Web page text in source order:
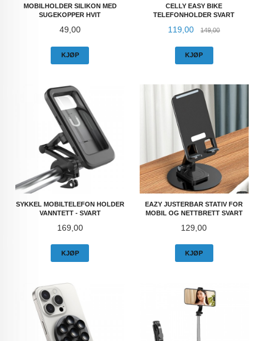
MOBILHOLDER SILIKON MED
SUGEKOPPER HVIT
Pris
49,00
KJØP
CELLY EASY BIKE
TELEFONHOLDER SVART
Tilbud
119,00 149,00Rabatt
KJØP
SYKKEL MOBILTELEFON HOLDER
VANNTETT - SVART
Pris
169,00
KJØP
EAZY JUSTERBAR STATIV FOR
MOBIL OG NETTBRETT SVART
Pris
129,00
KJØP